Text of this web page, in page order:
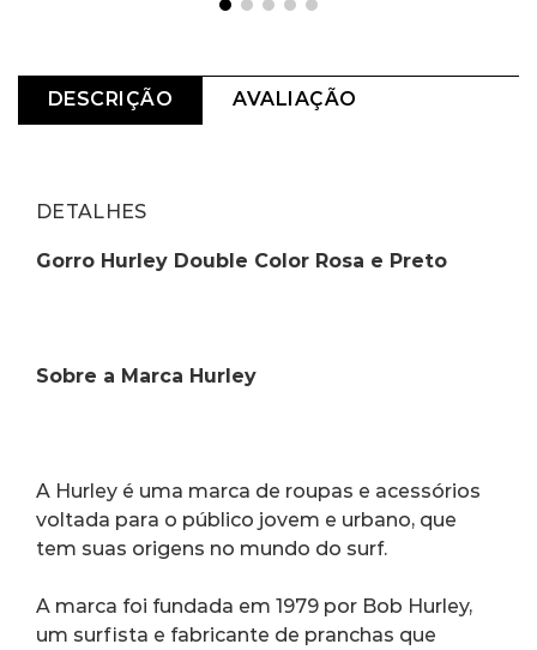
DESCRIÇÃO AVALIAÇÃO
DETALHES
Gorro Hurley Double Color Rosa e Preto
Sobre a Marca Hurley
A Hurley é uma marca de roupas e acessórios
voltada para o público jovem e urbano, que
tem suas origens no mundo do surf.
A marca foi fundada em 1979 por Bob Hurley,
um surfista e fabricante de pranchas que